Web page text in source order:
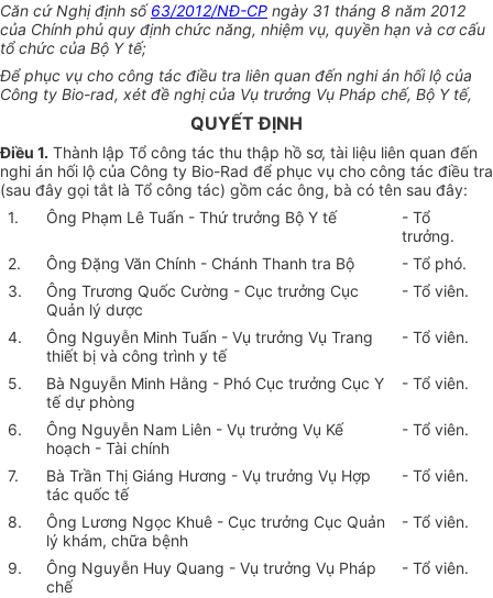
Căn cứ Nghị định số63/2012/NĐ-CP ngày 31 tháng 8 năm 2012
của Chính phủ quy định chức năng, nhiệm vụ, quyền hạn và cơ cấu
tổ chức của Bộ Y tế;
Để phục vụ cho công tác điều tra liên quan đến nghi án hối lộ của
Công ty Bio-rad, xét đề nghị của Vụ trưởng Vụ Pháp chế, Bộ Y tế,
QUYẾT ĐỊNH
Điều 1. Thành lập Tổ công tác thu thập hồ sơ, tài liệu liên quan đến
nghi án hối lộ của Công ty Bio-Rad để phục vụ cho công tác điều tra
(sau đây gọi tắt là Tổ công tác) gồm các ông, bà có tên sau đây:
1.
Ông Phạm Lê Tuấn - Thứ trưởng Bộ Y tế
- Tổ
trưởng.
2.
Ông Đặng Văn Chính - Chánh Thanh tra Bộ
- Tổ phó.
3.
Ông Trương Quốc Cường - Cục trưởng Cục
Quản lý dược
- Tổ viên.
4.
Ông Nguyễn Minh Tuấn - Vụ trưởng Vụ Trang
thiết bị và công trình y tế
- Tổ viên.
5.
Bà Nguyễn Minh Hằng - Phó Cục trưởng Cục Y
tế dự phòng
- Tổ viên.
6.
Ông Nguyễn Nam Liên - Vụ trưởng Vụ Kế
hoạch - Tài chính
- Tổ viên.
7.
Bà Trần Thị Giáng Hương - Vụ trưởng Vụ Hợp
tác quốc tế
- Tổ viên.
8.
Ông Lương Ngọc Khuê - Cục trưởng Cục Quản
lý khám, chữa bệnh
- Tổ viên.
9.
Ông Nguyễn Huy Quang - Vụ trưởng Vụ Pháp
chế
- Tổ viên.